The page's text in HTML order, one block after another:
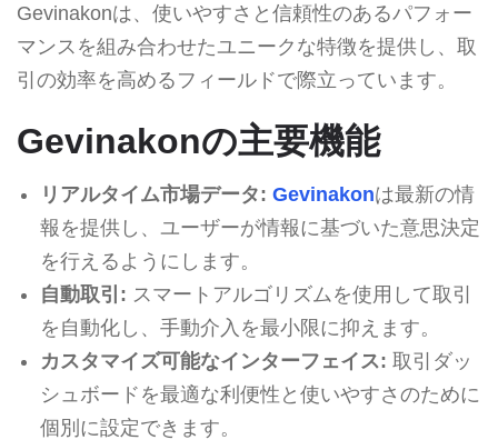
Gevinakonは、使いやすさと信頼性のあるパフォー
マンスを組み合わせたユニークな特徴を提供し、取
引の効率を高めるフィールドで際立っています。
Gevinakonの主要機能
リアルタイム市場データ: Gevinakonは最新の情
報を提供し、ユーザーが情報に基づいた意思決定
を行えるようにします。
自動取引: スマートアルゴリズムを使用して取引
を自動化し、手動介入を最小限に抑えます。
カスタマイズ可能なインターフェイス: 取引ダッ
シュボードを最適な利便性と使いやすさのために
個別に設定できます。